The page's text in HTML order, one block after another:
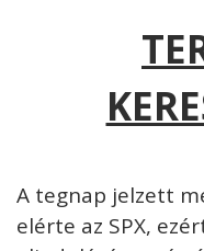
A tegnap jelzett
elérte az SPX,